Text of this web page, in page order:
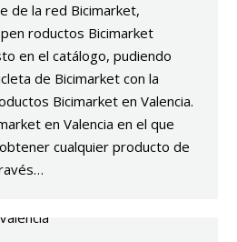
de la red Bicimarket,
roductos Bicimarket
en el catálogo, pudiendo
de Bicimarket con la
Bicimarket en Valencia.
en Valencia en el que
cualquier producto de